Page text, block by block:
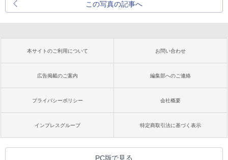
この写真の記事へ
本サイトのご利用について お問い合わせ
広告掲載のご案内 編集部へのご連絡
プライバシーポリシー 会社概要
インプレスグループ 特定商取引法に基づく表示
PC版で見る